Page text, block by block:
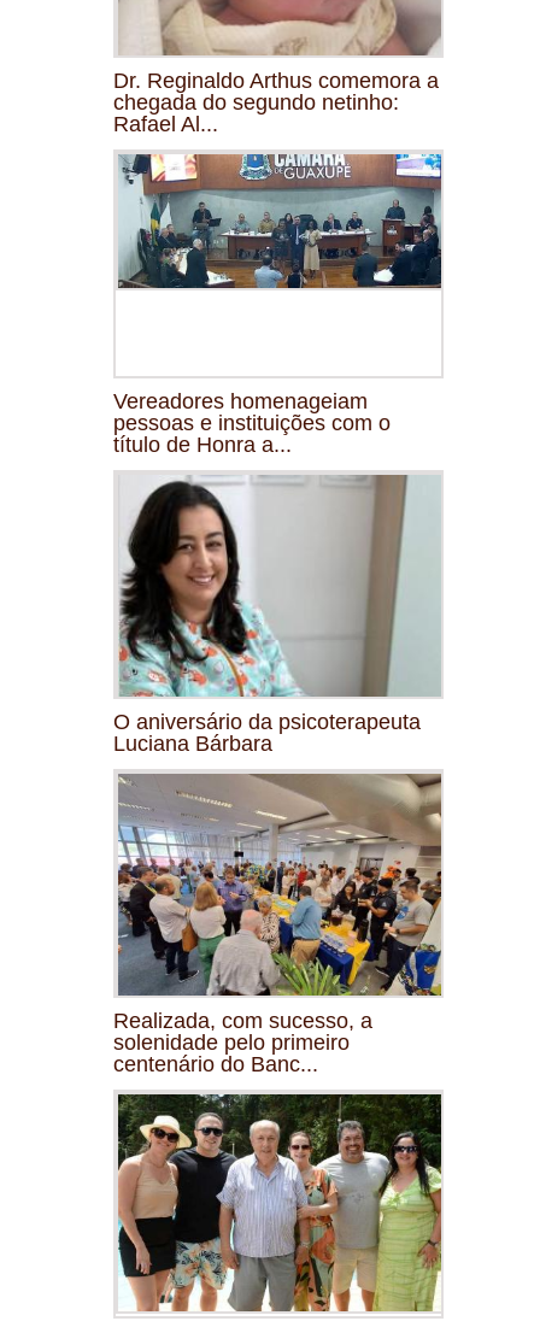
Dr. Reginaldo Arthus comemora a
chegada do segundo netinho:
Rafael Al...
Vereadores homenageiam
pessoas e instituições com o
título de Honra a...
O aniversário da psicoterapeuta
Luciana Bárbara
Realizada, com sucesso, a
solenidade pelo primeiro
centenário do Banc...